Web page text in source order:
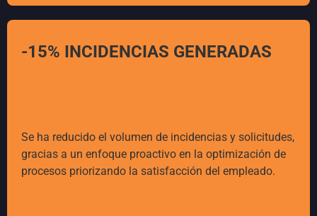
-15% INCIDENCIAS GENERADAS
Se ha reducido el volumen de incidencias y solicitudes,
gracias a un enfoque proactivo en la optimización de
procesos priorizando la satisfacción del empleado.